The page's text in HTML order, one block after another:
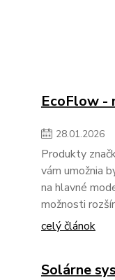
EcoFlow -
28.01.2026
Produkty
vám umožnia
na hlavné
možnosti
celý článok
Solárne